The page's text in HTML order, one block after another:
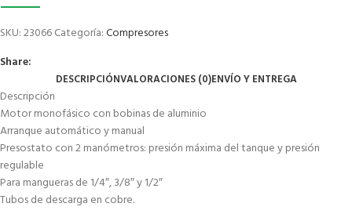
SKU:23066Categoría:Compresores
Share:
DESCRIPCIÓNVALORACIONES (0)ENVÍO Y ENTREGA
Descripción
Motor monofásico con bobinas de aluminio
Arranque automático y manual
Presostato con 2 manómetros: presión máxima del tanque y presión
regulable
Para mangueras de 1/4″, 3/8″ y 1/2″
Tubos de descarga en cobre.